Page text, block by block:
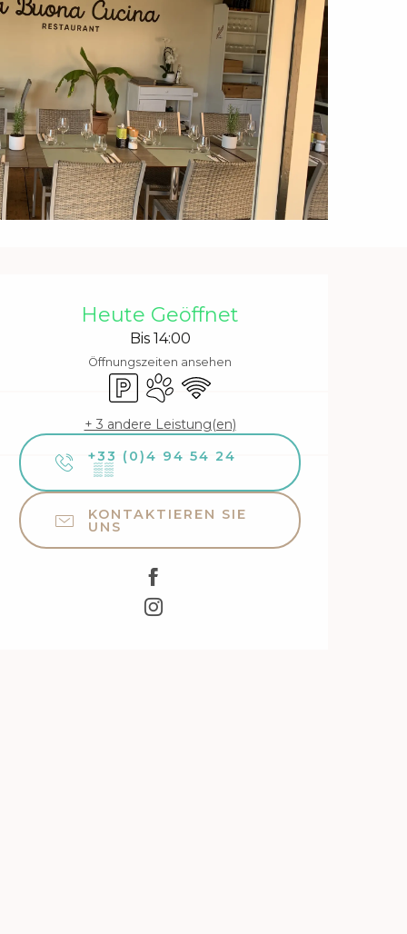
&
Heute Geöffnet
Bis 14:00
Öffnungszeiten ansehen
ParkplatzTiere erlaubt
Wi-Fi
+ 3 andere Leistung(en)
+33 (0)4 94 54 24
▒▒
KONTAKTIEREN SIE
UNS